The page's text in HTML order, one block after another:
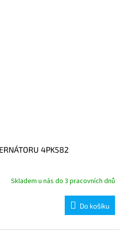
4PK582
Skladem u nás do 3 pracovních dnů
Do košíku